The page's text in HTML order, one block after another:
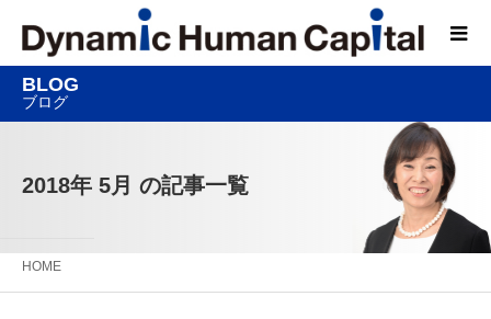
BLOG
ブログ
2018年 5月 の記事一覧
HOME